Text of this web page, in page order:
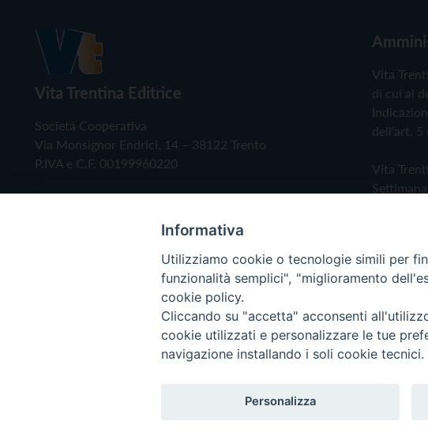
Vita Trentina Editrice
Società Cooperativa
Via Monsignor Endrici, 14 – 38122 Trento
P.IVA e C.F. 00199960220
Vita
di cui al
dell'art. 5
Vita
Privacy
Copyright © 2019 - Tutti i diritti riservati - Vita Trentina
Informativa
Utilizziamo cookie o tecnologie simili per
funzionalità semplici", "miglioramento
cookie policy.
Cliccando su "accetta" acconsenti
cookie utilizzati e personalizzare le tue
navigazione installando i soli cookie
Personalizza